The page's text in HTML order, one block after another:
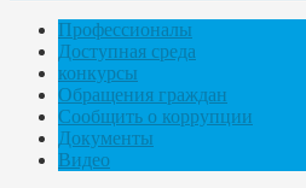
Профессионалы
Доступная среда
конкурсы
Обращения граждан
Сообщить о коррупции
Документы
Видео